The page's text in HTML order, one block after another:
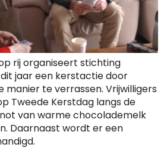
rij organiseert stichting
jaar een kerstactie door
manier te verrassen. Vrijwilligers
Tweede Kerstdag langs de
van warme chocolademelk
Daarnaast wordt er een